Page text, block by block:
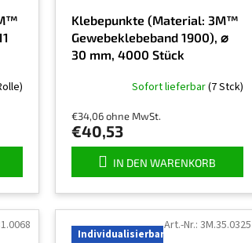
Klebepunkte (Material: 3M™
Gewebeklebeband 1900), ⌀
30 mm, 4000 Stück
Sofort lieferbar(7 Stck)
€34,06 ohne MwSt.
€40,53
IN DEN WARENKORB
Individualisierbar
Art.-Nr.: 3M.35.0325